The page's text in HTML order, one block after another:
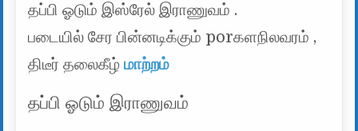
தப்பி ஓடும் இஸ்ரேல் இராணுவம் .
படையில் சேர பின்னடிக்கும் porகளநிலவரம் ,
திடீர் தலைகீழ்மாற்றம்
தப்பி ஓடும் இராணுவம்